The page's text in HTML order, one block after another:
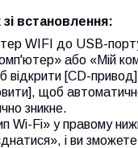
встановлення:
WIFI до USB-
або «Мій
відкрити [CD-привод]
щоб
зникне.
Wi-Fi» у правому
і ви